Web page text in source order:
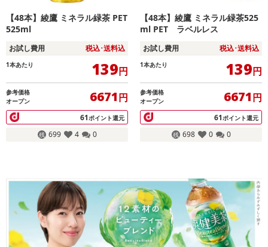
【48本】綾鷹 ミネラル緑茶 PET
525ml
お試し費用 税込･送料込
1本あたり 139円
参考価格
オープン
6671円
61ポイント還元
699 4 0
【48本】綾鷹 ミネラル緑茶525
ml PET ラベルレス
お試し費用 税込･送料込
1本あたり 139円
参考価格
オープン
6671円
61ポイント還元
698 0 0